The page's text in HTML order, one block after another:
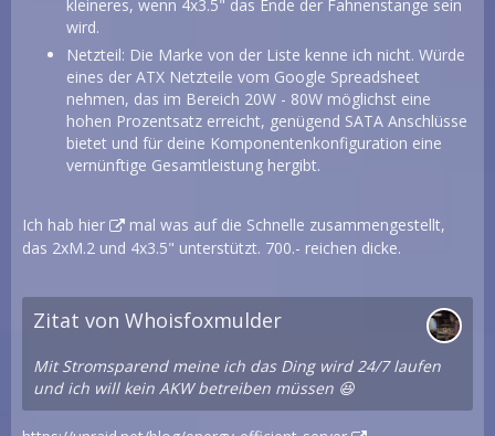
kleineres, wenn 4x3.5" das Ende der Fahnenstange sein
wird.
Netzteil: Die Marke von der Liste kenne ich nicht. Würde
eines der ATX Netzteile vom Google Spreadsheet
nehmen, das im Bereich 20W - 80W möglichst eine
hohen Prozentsatz erreicht, genügend SATA Anschlüsse
bietet und für deine Komponentenkonfiguration eine
vernünftige Gesamtleistung hergibt.
Ich hab hier
mal was auf die Schnelle zusammengestellt,
das 2xM.2 und 4x3.5" unterstützt. 700.- reichen dicke.
Zitat von Whoisfoxmulder
Mit Stromsparend meine ich das Ding wird 24/7 laufen
und ich will kein AKW betreiben müssen 😆